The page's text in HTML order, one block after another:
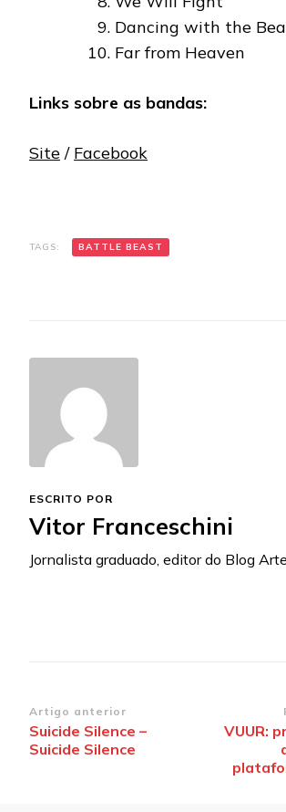
Dancing with the
Far from Heaven
Links sobre as bandas:
Site / Facebook
TAGS: BATTLE BEAST
ESCRITO POR
Vitor Franceschini
Jornalista graduado, editor do Blog
Navegação
de
Artigo anterior
Suicide Silence –
Suicide Silence
VUUR: